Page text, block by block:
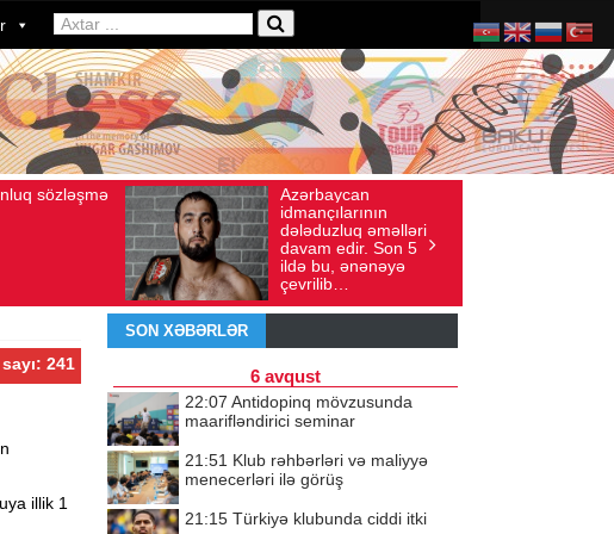
Azərbaycan
idmançılarının
dələduzluq əməlləri
davam edir. Son 5
ildə bu, ənənəyə
Baxış sayı: 136
Ad gününü vətənində
qeyd etməsə də,
ürəyi hər zaman
doğma yurdu ilə
döyünür
İyul 30, 2026
241
illik 1
SON XƏBƏRLƏR
6 avqust
22:07 Antidopinq mövzusunda
maarifləndirici seminar
21:51 Klub rəhbərləri və maliyyə
menecerləri ilə görüş
21:15 Türkiyə klubunda ciddi itki